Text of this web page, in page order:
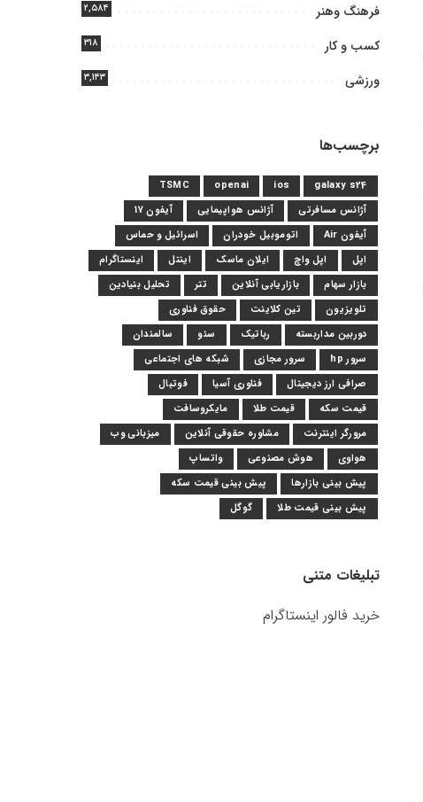
فرهنگ وهنر ۲,۵۸۴
کسب و کار ۳۱۸
ورزشی ۳,۱۴۳
برچسب‌ها
galaxy s24
ios
openai
TSMC
آژانس مسافرتی
آژانس هواپیمایی
آیفون 17
آیفون Air
اتوموبیل خودران
اسرائیل و حماس
اپل
اپل واچ ایلان ماسک اینتل
اینستاگرام
بازار سهام
بازاریابی آنلاین تتر
تحلیل بنیادین
تلویزیون
تین کلاینت
حقوق فناوری
دوربین مداربسته
رباتیک سئو
سالمندان
سرور hp
سرور مجازی
شبکه های اجتماعی
صرافی ارز دیجیتال
فناوری آسیا
فوتبال
قیمت سکه
قیمت طلا
مایکروسافت
مرورگر اینترنت
مشاوره حقوقی آنلاین
میزبانی وب
هواوی
هوش مصنوعی
واتساپ
پیش بینی بازارها
پیش بینی قیمت سکه
پیش بینی قیمت طلا
گوگل
تبلیغات متنی
خرید فالور اینستاگرام